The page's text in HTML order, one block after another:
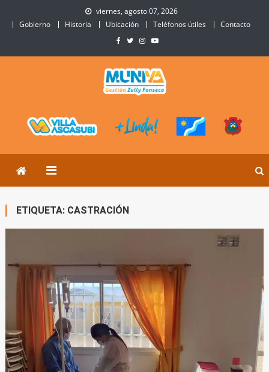
viernes, agosto 07, 2026
Gobierno
Historia Ubicación Teléfonos útiles Contacto
Ascasubi
ETIQUETA: CASTRACIÓN